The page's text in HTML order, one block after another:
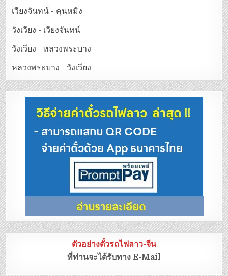
เวียงจันทน์ - คุนหมิง
วังเวียง - เวียงจันทน์
วังเวียง - หลวงพระบาง
หลวงพระบาง - วังเวียง
ตัวอย่างตั๋วรถไฟลาว-จีน
ที่ท่านจะได้รับทาง E-Mail